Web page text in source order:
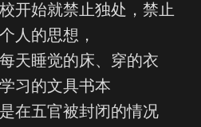
开始就禁止独处，禁止
人的思想，
天睡觉的床、穿的衣
习的文具书本
在五官被封闭的情况